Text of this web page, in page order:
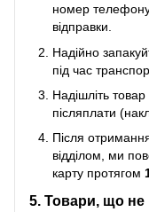
номер
відправки.
Надійно
під час
Надішліть
післяплати
Після
відділом, ми
карту протягом
5. Товари, що не